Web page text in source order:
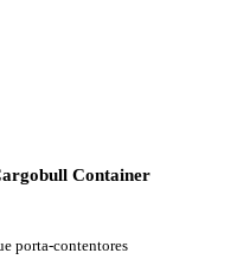
Container
porta-contentores